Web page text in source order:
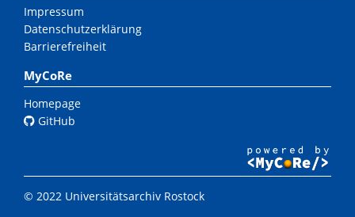
Impressum
Datenschutzerklärung
Barrierefreiheit
MyCoRe
Homepage
GitHub
© 2022 Universitätsarchiv Rostock